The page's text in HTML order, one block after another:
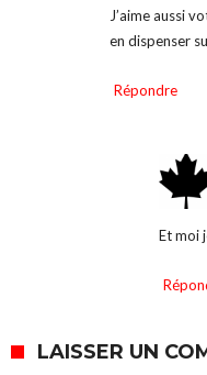
J’aime aussi
en dispenser
Répondre
Et moi
LAISSER UN